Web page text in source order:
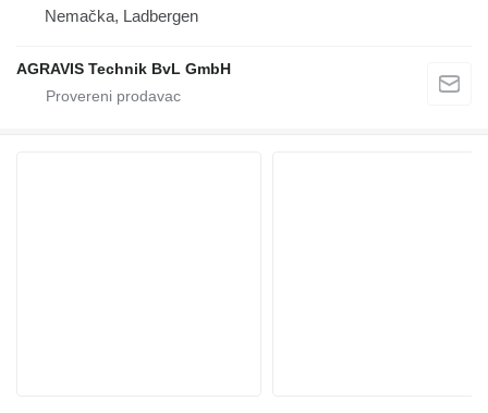
Nemačka, Ladbergen
AGRAVIS Technik BvL GmbH